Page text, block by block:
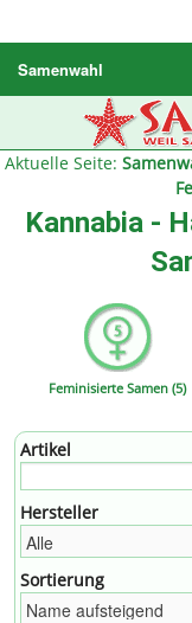
Samenwahl
Hanfsamen
Weitere Produkte
Aktuelle Seite:
Kannabia -
Feminisierte Samen (5)
Artikel
Hersteller
Sortierung